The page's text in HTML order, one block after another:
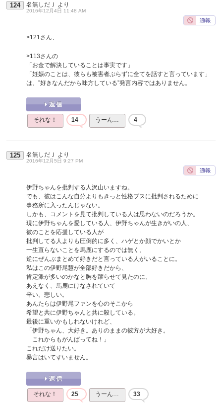
124 名無しだＪ より
2016年12月4日 11:48 AM
>121さん、
>113さんの
「お金で解決していることは事実です」
「妊娠のことは、彼らも被害者ぶらずに全てを話すと言っています」
は、”好きなんだから味方している”発言内容ではありません。
それな！ 14 うーん… 4
125 名無しだＪ より
2016年12月5日 9:27 PM
伊野ちゃんを批判する人沢山いますね。
でも、彼はこんな自分よりもきっと性格ブスに批判されるために
事務所に入ったんじゃない。
しかも、コメントを見て批判している人は思わないのだろうか。
現に伊野ちゃんを愛している人、伊野ちゃんが生きがいの人、
彼のことを応援している人が
批判してる人よりも圧倒的に多く、ハゲとか顔でかいとか
一生直らないことを馬鹿にするのでは無く、
逆にぜんぶまとめて好きだと言っている人がいることに。
私はこの伊野尾慧が全部好きだから、
肯定派が多いのかなと胸を躍らせて見たのに、
あえなく、馬鹿にけなされていて
辛い。悲しい。
あんたらは伊野尾ファンを心のそこから
希望と共に伊野ちゃんと共に殺している。
最後に重いかもしれないけれど、
「伊野ちゃん、大好き。ありのままの彼方が大好き。
これからもがんばってね！」
これだけ送りたい。
暴言はいてすいません。
それな！ 25 うーん… 33